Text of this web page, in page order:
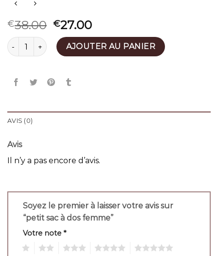
€38.00 €27.00
quantité de petit sac à dos femme
AJOUTER AU PANIER
AVIS (0)
Avis
Il n’y a pas encore d’avis.
Soyez le premier à laisser votre avis sur
“petit sac à dos femme”
Votre note *